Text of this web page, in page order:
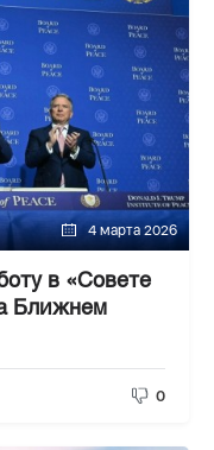
4 марта 2026
в «Совете
Ближнем
0